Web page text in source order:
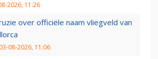
2026, 11:26
over officiële naam vliegveld van
03-08-2026, 11:06